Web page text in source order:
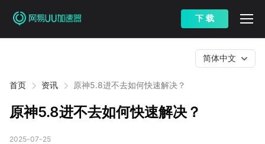
下 载
首页 资讯 原神5.8进不去如何快速解决？
简体中文
原神5.8进不去如何快速解决？
2025-07-25